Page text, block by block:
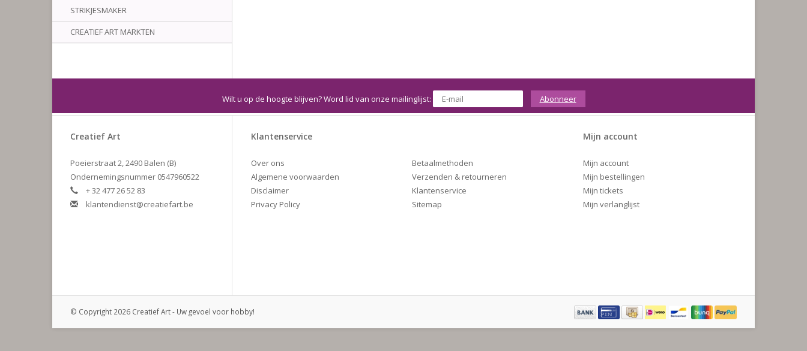
STRIKJESMAKER
CREATIEF ART MARKTEN
Wilt u op de hoogte blijven? Word lid van onze mailinglijst: Abonneer
Creatief Art
Poeierstraat 2, 2490 Balen (B)
Ondernemingsnummer 0547960522
+ 32 477 26 52 83
klantendienst@creatiefart.be
Klantenservice
Over ons
Algemene voorwaarden
Disclaimer
Privacy Policy
Betaalmethoden
Verzenden & retourneren
Klantenservice
Sitemap
Mijn account
Mijn account
Mijn bestellingen
Mijn tickets
Mijn verlanglijst
© Copyright 2026 Creatief Art - Uw gevoel voor hobby!